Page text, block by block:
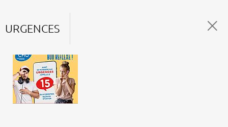
URGENCES